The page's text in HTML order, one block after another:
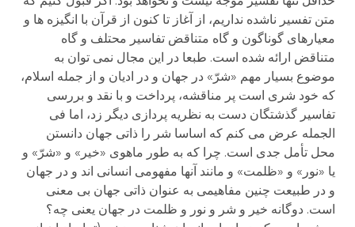
متن تفسیر ناشده نداریم، از آغاز تا کنون از قرآن با انگیزه ها و
معیارهای گوناگون و گاه متناقض تفاسیر محتلف و گاه
متناقض ارائه شده است. طبعا در این مجال نمی توان به
موضوع بسیار مهم «شرّ» در جهان و در ادیان و از جمله اسلام،
که خود شری است پر مناقشه، پرداخت و با نقد و بررسی
تفاسیر گذشتگان دست به نظریه پردازی دیگر زد، اما فی
الجمله عرض می کنم که اساسا شر را ذاتی جهان دانستن
محل تأمل جدی است. چرا که به طور ماهوی «خیر» و «شرّ» و
یا «نور» و «ظلمت» و مانند آنها مفهومی انسانی اند و در جهان
و در طبیعت چنین مفاهیمی به عنوان ذاتی جهان بی معنی
است. دوگانه خیر و شر و نور و ظلمت در جهان یعنی چه؟